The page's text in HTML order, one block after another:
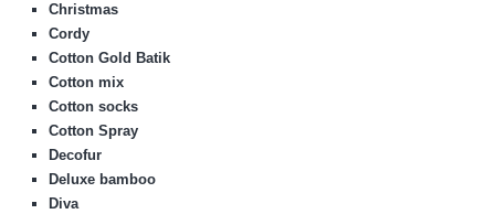
Christmas
Cordy
Cotton Gold Batik
Cotton mix
Cotton socks
Cotton Spray
Decofur
Deluxe bamboo
Diva